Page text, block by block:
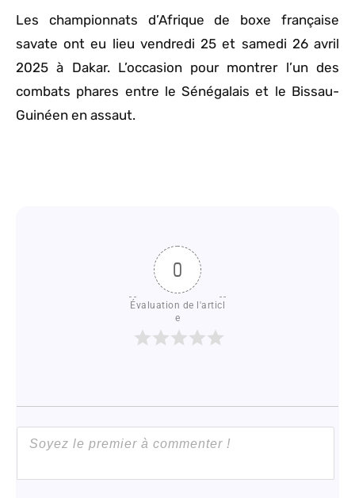
Les championnats d’Afrique de boxe française
savate ont eu lieu vendredi 25 et samedi 26 avril
2025 à Dakar. L’occasion pour montrer l’un des
combats phares entre le Sénégalais et le Bissau-
Guinéen en assaut.
0
Évaluation de l'articl
e